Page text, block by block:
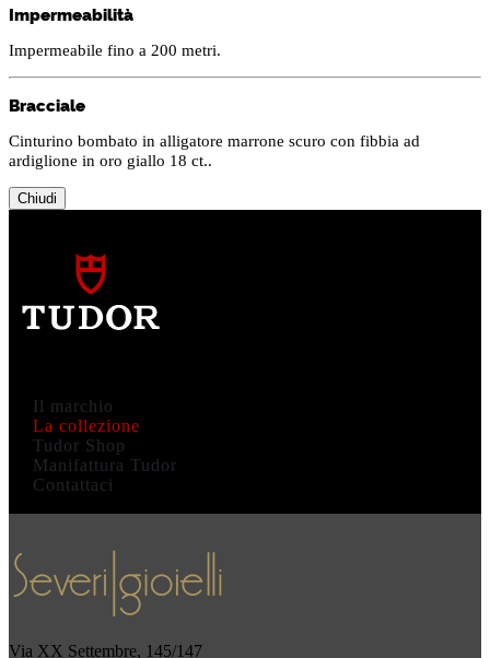
Impermeabilità
Impermeabile fino a 200 metri.
Bracciale
Cinturino bombato in alligatore marrone scuro con fibbia ad
ardiglione in oro giallo 18 ct..
Chiudi
Il marchio
La collezione
Tudor Shop
Manifattura Tudor
Contattaci
Via XX Settembre, 145/147